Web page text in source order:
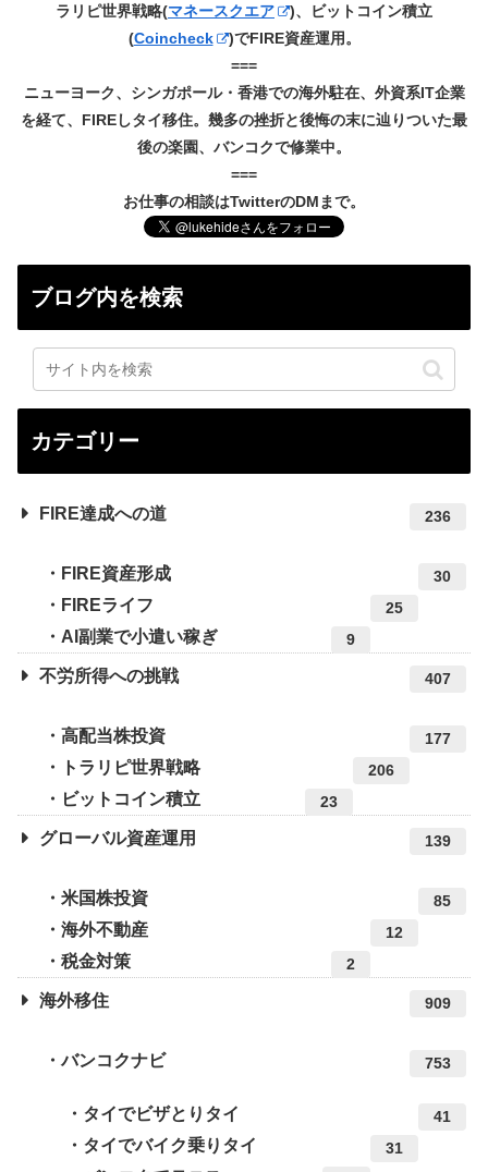
ラリピ世界戦略(マネースクエア
)、ビットコイン積立
(Coincheck
)でFIRE資産運用。
===
ニューヨーク、シンガポール・香港での海外駐在、外資系IT企業
を経て、FIREしタイ移住。幾多の挫折と後悔の末に辿りついた最
後の楽園、バンコクで修業中。
===
お仕事の相談はTwitterのDMまで。
ブログ内を検索
カテゴリー
FIRE達成への道 236
FIRE資産形成 30
FIREライフ 25
AI副業で小遣い稼ぎ 9
不労所得への挑戦 407
高配当株投資 177
トラリピ世界戦略 206
ビットコイン積立 23
グローバル資産運用 139
米国株投資 85
海外不動産 12
税金対策 2
海外移住 909
バンコクナビ 753
タイでビザとりタイ 41
タイでバイク乗りタイ 31